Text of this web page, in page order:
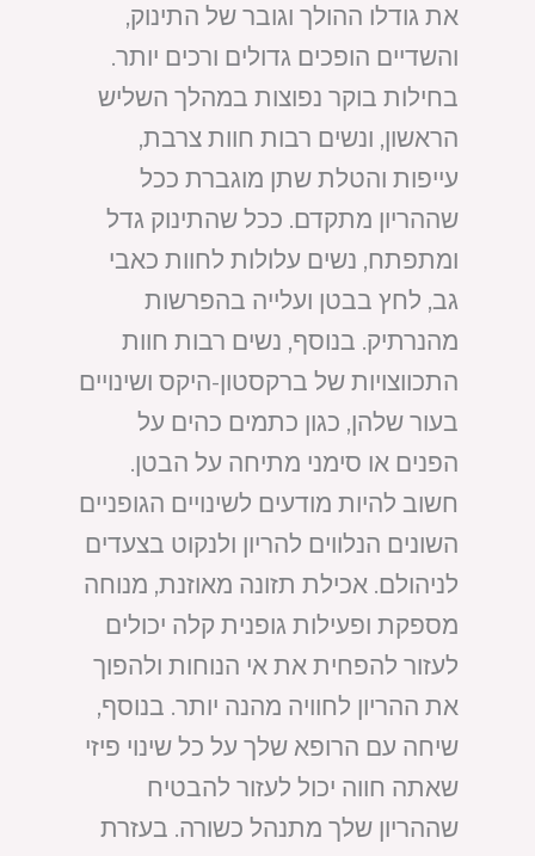
את גודלו ההולך וגובר של התינוק,
והשדיים הופכים גדולים ורכים יותר.
בחילות בוקר נפוצות במהלך השליש
הראשון, ונשים רבות חוות צרבת,
עייפות והטלת שתן מוגברת ככל
שההריון מתקדם. ככל שהתינוק גדל
ומתפתח, נשים עלולות לחוות כאבי
גב, לחץ בבטן ועלייה בהפרשות
מהנרתיק. בנוסף, נשים רבות חוות
התכווצויות של ברקסטון-היקס ושינויים
בעור שלהן, כגון כתמים כהים על
הפנים או סימני מתיחה על הבטן.
חשוב להיות מודעים לשינויים הגופניים
השונים הנלווים להריון ולנקוט בצעדים
לניהולם. אכילת תזונה מאוזנת, מנוחה
מספקת ופעילות גופנית קלה יכולים
לעזור להפחית את אי הנוחות ולהפוך
את ההריון לחוויה מהנה יותר. בנוסף,
שיחה עם הרופא שלך על כל שינוי פיזי
שאתה חווה יכול לעזור להבטיח
שההריון שלך מתנהל כשורה. בעזרת